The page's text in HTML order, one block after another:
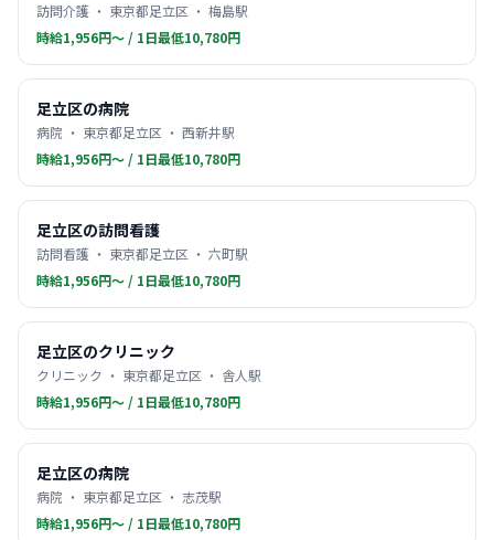
訪問介護 ・ 東京都足立区 ・ 梅島駅
時給1,956円〜 / 1日最低10,780円
足立区の病院
病院 ・ 東京都足立区 ・ 西新井駅
時給1,956円〜 / 1日最低10,780円
足立区の訪問看護
訪問看護 ・ 東京都足立区 ・ 六町駅
時給1,956円〜 / 1日最低10,780円
足立区のクリニック
クリニック ・ 東京都足立区 ・ 舎人駅
時給1,956円〜 / 1日最低10,780円
足立区の病院
病院 ・ 東京都足立区 ・ 志茂駅
時給1,956円〜 / 1日最低10,780円